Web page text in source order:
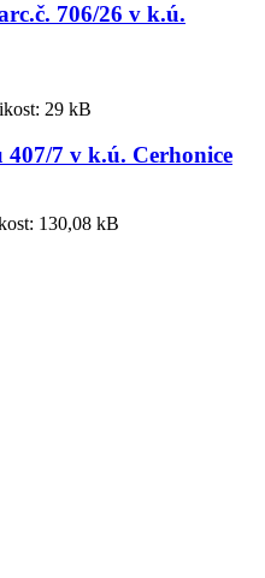
706/26 v k.ú.
29 kB
7 v k.ú. Cerhonice
130,08 kB